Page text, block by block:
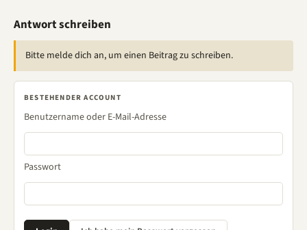
Antwort schreiben
Bitte melde dich an, um einen Beitrag zu schreiben.
BESTEHENDER ACCOUNT
Benutzername oder E-Mail-Adresse
Passwort